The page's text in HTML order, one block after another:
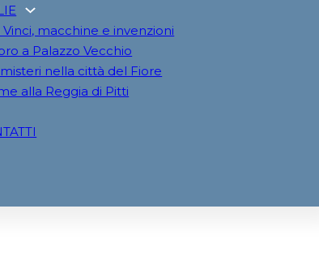
macchine e invenzioni
a Palazzo Vecchio
nella città del Fiore
alla Reggia di Pitti